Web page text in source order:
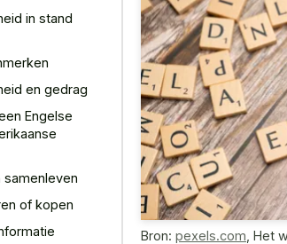
in stand
en gedrag
Engelse
samenleven
of kopen
Bron: pexels.com Het